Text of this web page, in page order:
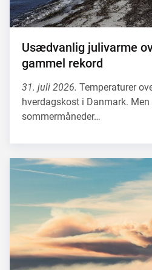
Usædvanlig julivarme
gammel rekord
31. juli 2026. Temperaturer
hverdagskost i Danmark.
sommermåneder…